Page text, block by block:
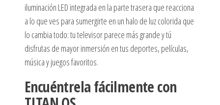
iluminación LED integrada en la parte trasera que reacciona
a lo que ves para sumergirte en un halo de luz colorida que
lo cambia todo: tu televisor parece más grande y tú
disfrutas de mayor inmersión en tus deportes, películas,
música y juegos favoritos.
Encuéntrela fácilmente con